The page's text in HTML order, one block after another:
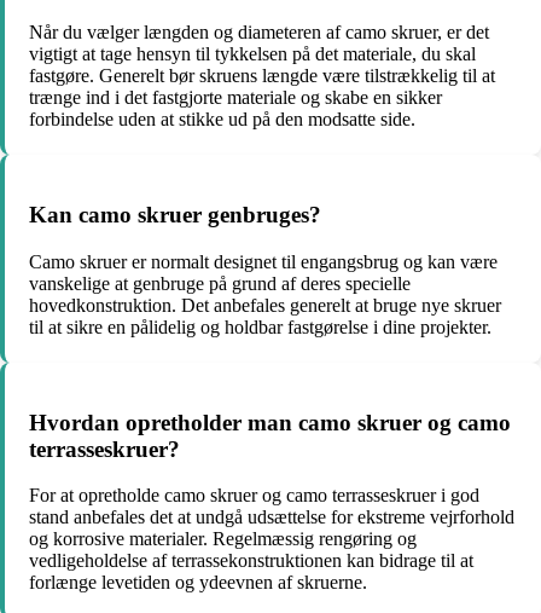
Når du vælger længden og diameteren af camo skruer, er det
vigtigt at tage hensyn til tykkelsen på det materiale, du skal
fastgøre. Generelt bør skruens længde være tilstrækkelig til at
trænge ind i det fastgjorte materiale og skabe en sikker
forbindelse uden at stikke ud på den modsatte side.
Kan camo skruer genbruges?
Camo skruer er normalt designet til engangsbrug og kan være
vanskelige at genbruge på grund af deres specielle
hovedkonstruktion. Det anbefales generelt at bruge nye skruer
til at sikre en pålidelig og holdbar fastgørelse i dine projekter.
Hvordan opretholder man camo skruer og camo
terrasseskruer?
For at opretholde camo skruer og camo terrasseskruer i god
stand anbefales det at undgå udsættelse for ekstreme vejrforhold
og korrosive materialer. Regelmæssig rengøring og
vedligeholdelse af terrassekonstruktionen kan bidrage til at
forlænge levetiden og ydeevnen af skruerne.